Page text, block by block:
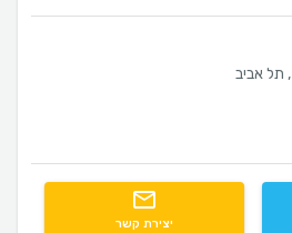
יצירת קשר